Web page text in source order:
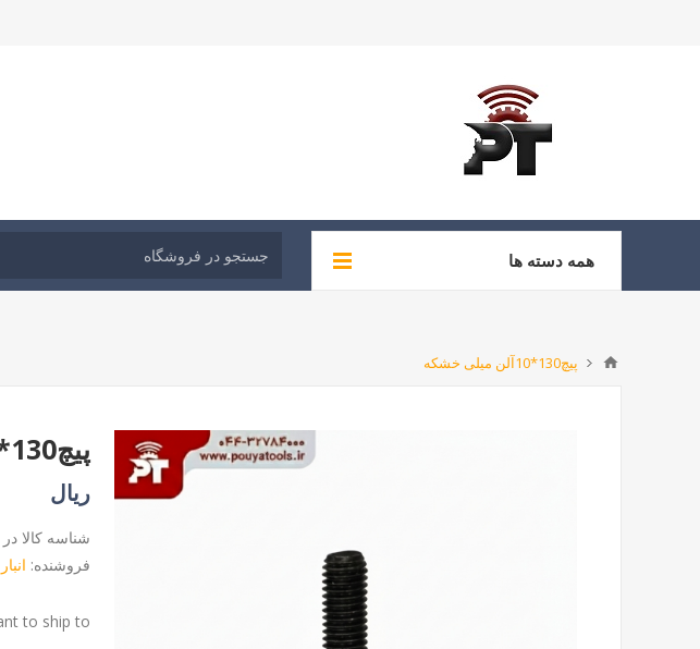
همه دسته ها
پیچ130*10آلن میلی خشکه
پیچ130*10آلن میلی خشکه
ریال
شناسه کالا در
فروشنده:
to ship to